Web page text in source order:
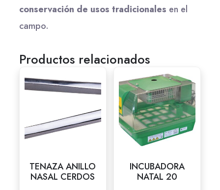
conservación de usos tradicionales en el
campo.
Productos relacionados
TENAZA ANILLO
NASAL CERDOS
INCUBADORA
NATAL 20